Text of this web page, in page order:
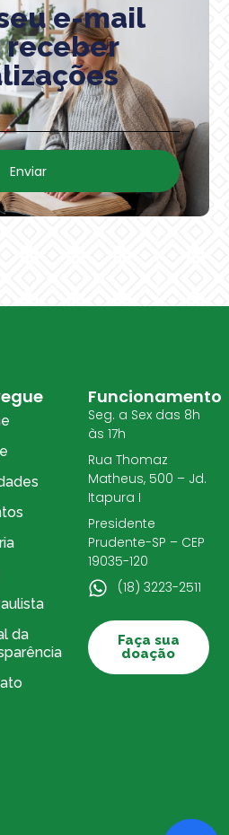
e-mail
receber
Enviar
da
Funcionamento
Seg. a Sex das 8h
às 17h
Rua Thomaz
Matheus, 500 – Jd.
Itapura I
Presidente
Prudente-SP – CEP
19035-120
(18) 3223-2511
Faça sua
doação